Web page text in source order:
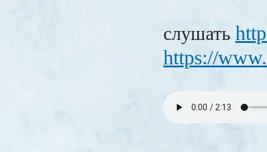
слушать
https://